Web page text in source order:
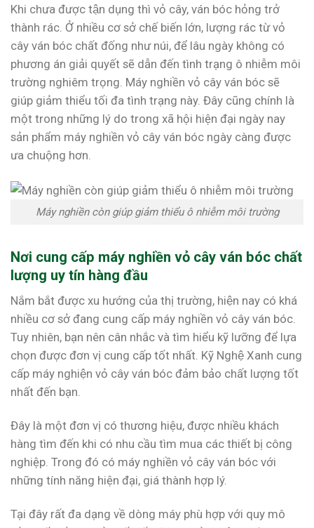
Khi chưa được tận dụng thì vỏ cây, ván bóc hỏng trở
thành rác. Ở nhiều cơ sở chế biến lớn, lượng rác từ vỏ
cây ván bóc chất đống như núi, để lâu ngày không có
phương án giải quyết sẽ dẫn đến tình trạng ô nhiễm môi
trường nghiêm trọng. Máy nghiền vỏ cây ván bóc sẽ
giúp giảm thiểu tối đa tình trạng này. Đây cũng chính là
một trong những lý do trong xã hội hiện đại ngày nay
sản phẩm máy nghiền vỏ cây ván bóc ngày càng được
ưa chuộng hơn.
Máy nghiền còn giúp giảm thiểu ô nhiễm môi trường
Nơi cung cấp máy nghiền vỏ cây ván bóc chất
lượng uy tín hàng đầu
Nắm bắt được xu hướng của thị trường, hiện nay có khá
nhiều cơ sở đang cung cấp máy nghiền vỏ cây ván bóc.
Tuy nhiên, bạn nên cân nhắc và tìm hiểu kỹ lưỡng để lựa
chọn được đơn vị cung cấp tốt nhất. Kỹ Nghệ Xanh cung
cấp máy nghiện vỏ cây ván bóc đảm bảo chất lượng tốt
nhất đến bạn.
Đây là một đơn vị có thương hiệu, được nhiều khách
hàng tìm đến khi có nhu cầu tìm mua các thiết bị công
nghiệp. Trong đó có máy nghiền vỏ cây ván bóc với
những tính năng hiện đại, giá thành hợp lý.
Tại đây rất đa dạng về dòng máy phù hợp với quy mô